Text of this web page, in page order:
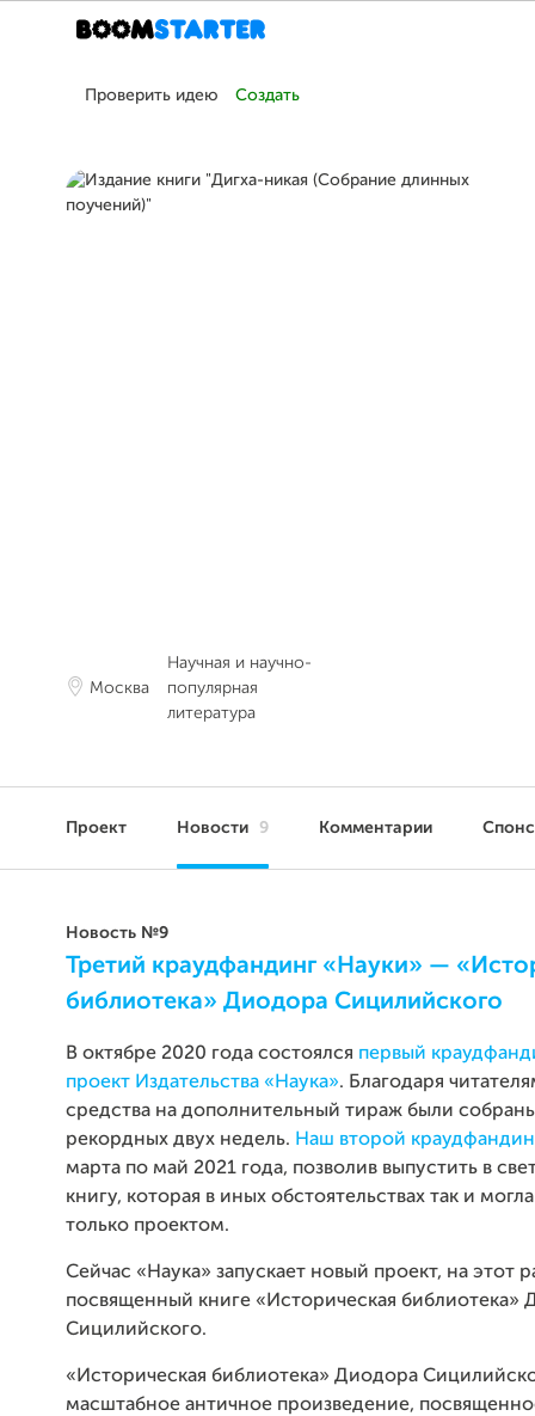
Проверить идею Создать
Москва
Научная и научно-
популярная
литература
Проект Новости 9 Комментарии
Новость №9
Третий краудфандинг «Науки» —
библиотека» Диодора Сицилийского
В октябре 2020 года состоялся первый
проект Издательства «Наука». Благодаря
средства на дополнительный тираж были
рекордных двух недель. Наш второй
марта по май 2021 года, позволив выпустить в
книгу, которая в иных обстоятельствах так и
только проектом.
Сейчас «Наука» запускает новый проект, на этот
посвященный книге «Историческая библиотека»
Сицилийского.
«Историческая библиотека» Диодора
масштабное античное произведение,